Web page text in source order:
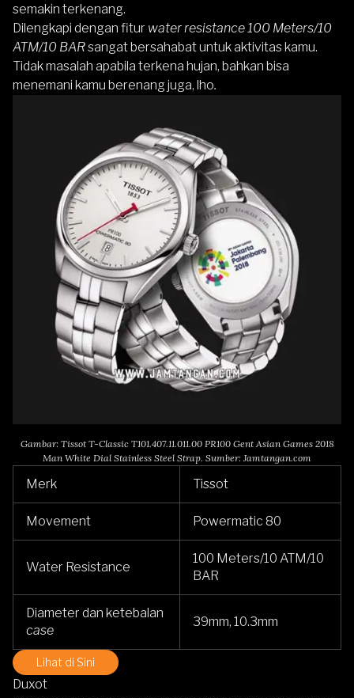
semakin terkenang.
Dilengkapi dengan fitur water resistance 100 Meters/10
ATM/10 BARsangat bersahabat untuk aktivitas kamu.
Tidak masalah apabila terkena hujan, bahkan bisa
menemani kamu berenang juga, lho.
Gambar: Tissot T-Classic T101.407.11.011.00 PR100 Gent Asian Games 2018
Man White Dial Stainless Steel Strap. Sumber: Jamtangan.com
Merk Tissot
Movement Powermatic 80
Water Resistance
100 Meters/10 ATM/10
BAR
Diameter dan ketebalan
case
39mm, 10.3mm
Lihat di Sini
Duxot